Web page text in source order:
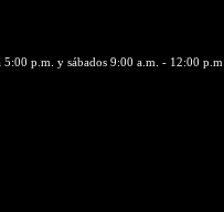
5:00 p.m. y sábados 9:00 a.m. - 12:00 p.m